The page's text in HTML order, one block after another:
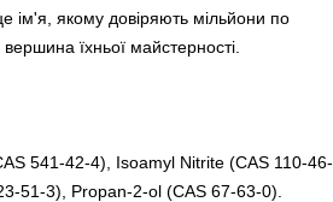
якому довіряють мільйони по
їхньої майстерності.
541-42-4), Isoamyl Nitrite (CAS 110-46-
51-3), Propan-2-ol (CAS 67-63-0).